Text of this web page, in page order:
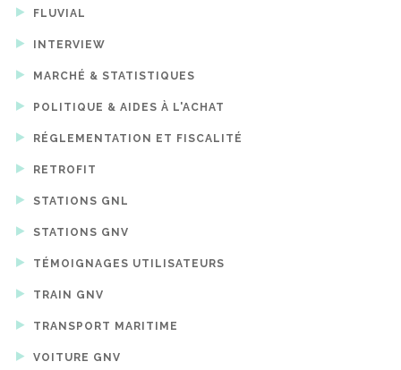
FLUVIAL
INTERVIEW
MARCHÉ & STATISTIQUES
POLITIQUE & AIDES À L'ACHAT
RÉGLEMENTATION ET FISCALITÉ
RETROFIT
STATIONS GNL
STATIONS GNV
TÉMOIGNAGES UTILISATEURS
TRAIN GNV
TRANSPORT MARITIME
VOITURE GNV